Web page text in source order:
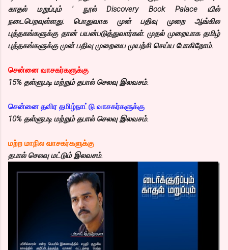
காதல் மறுப்பும் ' நூல் Discovery Book Palace யில்
நடைபெறவுள்ளது. பொதுவாக முன் பதிவு முறை ஆங்கில
புத்தகங்களுக்கு தான் பயன்படுத்துவார்கள். முதல் முறையாக தமிழ்
புத்தகங்களுக்கு முன் பதிவு முறையை முயற்சி செய்ய போகிறோம்.
சென்னை வாசகர்களுக்கு
15% தள்ளுபடி மற்றும் தபால் செலவு இலவசம்.
சென்னை தவிர தமிழ்நாட்டு வாசகர்களுக்கு
10% தள்ளுபடி மற்றும் தபால் செலவு இலவசம்.
மற்ற மாநில வாசகர்களுக்கு
தபால் செலவு மட்டும் இலவசம்.